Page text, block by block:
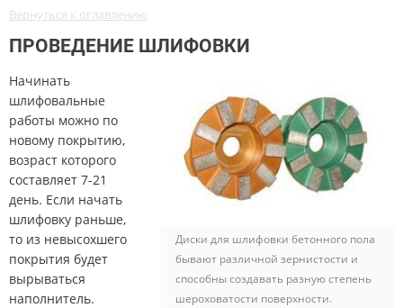
Вернуться к оглавлению
ПРОВЕДЕНИЕ ШЛИФОВКИ
Диски для шлифовки бетонного пола
бывают различной зернистости и
способны создавать разную степень
шероховатости поверхности.
Начинать
шлифовальные
работы можно по
новому покрытию,
возраст которого
составляет 7-21
день. Если начать
шлифовку раньше,
то из невысохшего
покрытия будет
вырываться
наполнитель.